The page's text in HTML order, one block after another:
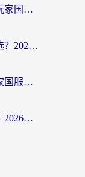
到国外还能玩英雄联盟么？海外玩家国服游戏畅玩终极指南
北美玩植物大战僵尸加速器怎么选？2026海外党必看的国服游戏加速指南
三国杀有免费加速器吗？海外玩家国服畅玩终极指南（附泰国南非专属解决方案）
国外用什么加速器打天龙八部好？2026海外玩家国服游戏加速全攻略